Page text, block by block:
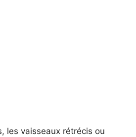
les vaisseaux rétrécis ou